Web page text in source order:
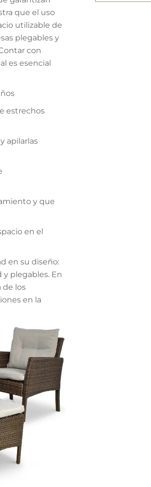
que el uso
utilizable de
plegables y
con
es esencial
estrechos
apilarlas
y que
en el
en su diseño:
plegables. En
de los
en la